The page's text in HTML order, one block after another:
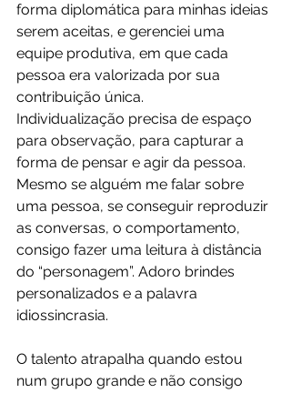
forma diplomática para minhas ideias
serem aceitas, e gerenciei uma
equipe produtiva, em que cada
pessoa era valorizada por sua
contribuição única.
Individualização precisa de espaço
para observação, para capturar a
forma de pensar e agir da pessoa.
Mesmo se alguém me falar sobre
uma pessoa, se conseguir reproduzir
as conversas, o comportamento,
consigo fazer uma leitura à distância
do “personagem”. Adoro brindes
personalizados e a palavra
idiossincrasia.
O talento atrapalha quando estou
num grupo grande e não consigo